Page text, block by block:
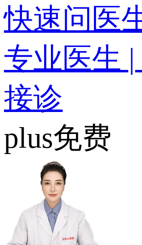
快速问医
专业医生 |
接诊
plus免费